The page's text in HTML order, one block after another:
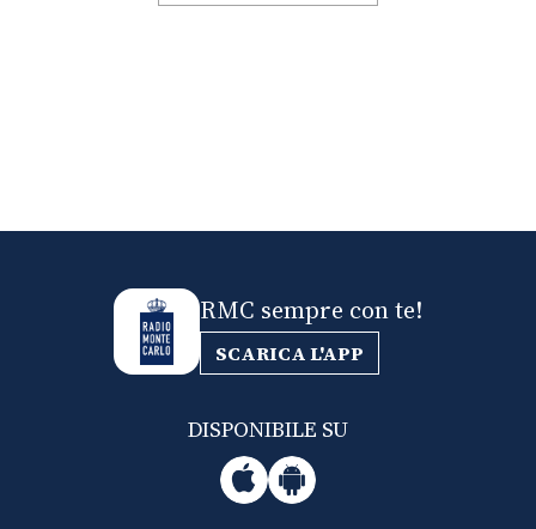
RMC sempre con te!
SCARICA L'APP
DISPONIBILE SU